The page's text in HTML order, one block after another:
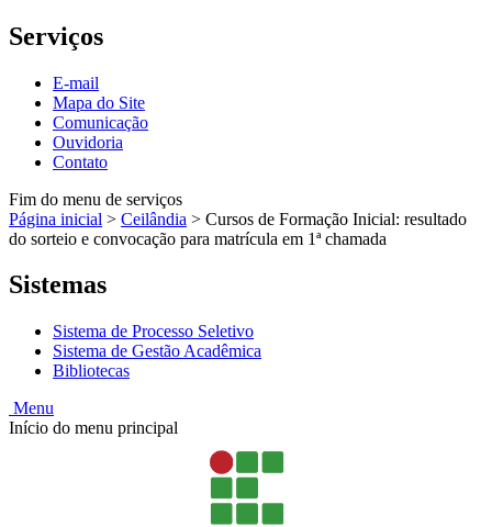
Serviços
E-mail
Mapa do Site
Comunicação
Ouvidoria
Contato
Fim do menu de serviços
Página inicial > Ceilândia > Cursos de Formação Inicial: resultado
do sorteio e convocação para matrícula em 1ª chamada
Sistemas
Sistema de Processo Seletivo
Sistema de Gestão Acadêmica
Bibliotecas
Menu
Início do menu principal